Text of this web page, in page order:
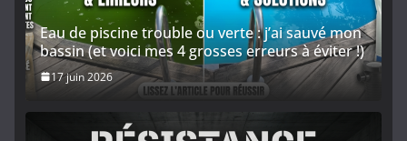
Eau de piscine trouble ou verte : j’ai sauvé mon
bassin (et voici mes 4 grosses erreurs à éviter !)
17 juin 2026